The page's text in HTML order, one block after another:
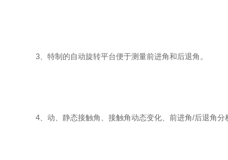
3、特制的自动旋转平台便于测量前进角和后退角。
4、动、静态接触角、接触角动态变化、前进角/后退角分